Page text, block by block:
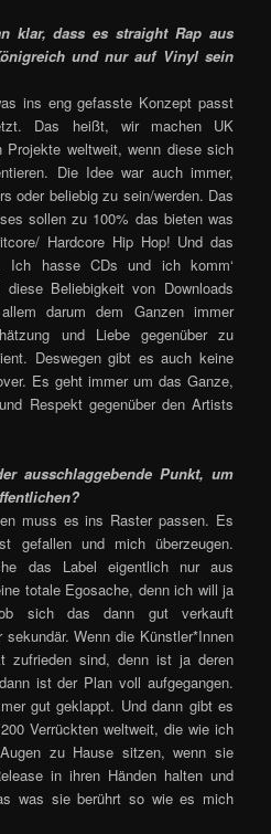
klar, dass es straight Rap aus
und nur auf Vinyl sein
ins eng gefasste Konzept passt
Das heißt, wir machen UK
Projekte weltweit, wenn diese sich
Die Idee war auch immer,
oder beliebig zu sein/werden. Das
sollen zu 100% das bieten was
Hardcore Hip Hop! Und das
Ich hasse CDs und ich komm‘
Beliebigkeit von Downloads
darum dem Ganzen immer
und Liebe gegenüber zu
Deswegen gibt es auch keine
Es geht immer um das Ganze,
Respekt gegenüber den Artists
ausschlaggebende Punkt, um
muss es ins Raster passen. Es
gefallen und mich überzeugen.
das Label eigentlich nur aus
totale Egosache, denn ich will ja
sich das dann gut verkauft
Wenn die Künstler*Innen
zufrieden sind, denn ist ja deren
ist der Plan voll aufgegangen.
gut geklappt. Und dann gibt es
Verrückten weltweit, die wie ich
zu Hause sitzen, wenn sie
in ihren Händen halten und
was sie berührt so wie es mich